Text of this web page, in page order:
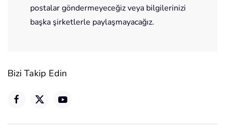
postalar göndermeyeceğiz veya bilgilerinizi
başka şirketlerle paylaşmayacağız.
Bizi Takip Edin